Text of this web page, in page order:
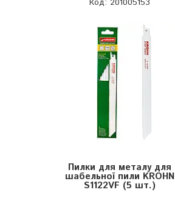
Пилки для металу для
шабельної пили KROHN
S1122VF (5 шт.)